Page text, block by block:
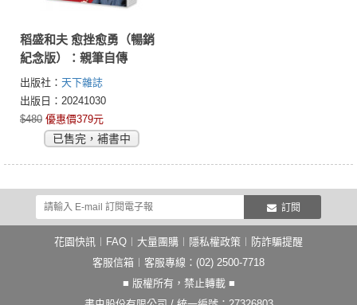
稻盛和夫 愈挫愈勇（暢銷
紀念版）：親筆自傳
出版社： 天下雜誌
出版日：20241030
$480 優惠價379元
已售完，補書中
訂閱
花園快訊 FAQ 大量團購 隱私權政策
防詐騙提醒
客服信箱 ︱客服專線：(02) 2500-7718
■ 版權所有，禁止轉載 ■